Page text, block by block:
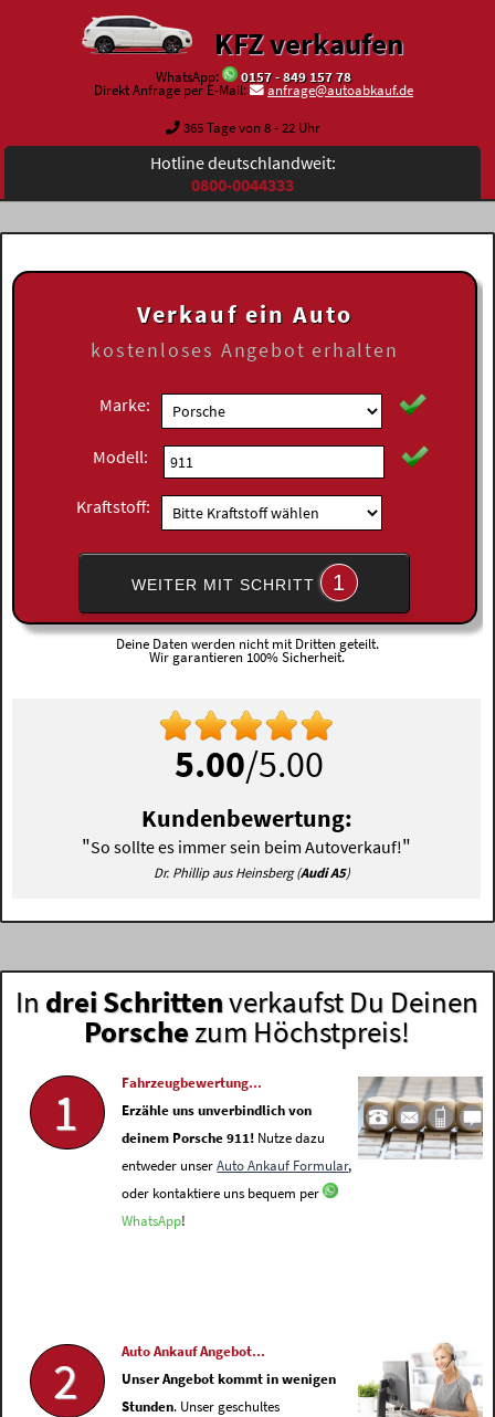
KFZ verkaufen
WhatsApp:
0157 - 849 157 78
Direkt Anfrage per E-Mail:
anfrage@autoabkauf.de
365 Tage von 8 - 22 Uhr
Hotline deutschlandweit:
0800-0044333
Verkauf ein Auto
kostenloses Angebot erhalten
Marke:
Modell:
Kraftstoff:
WEITER MIT SCHRITT 1
Deine Daten werden nicht mit Dritten geteilt.
Wir garantieren 100% Sicherheit.
5.00/5.00
Kundenbewertung:
"So sollte es immer sein beim Autoverkauf!"
Dr. Phillip aus Heinsberg (Audi A5)
In drei Schrittenverkaufst Du Deinen
Porschezum Höchstpreis!
1
Fahrzeugbewertung...
Erzähle uns unverbindlich von
deinem Porsche 911! Nutze dazu
entweder unserAuto Ankauf Formular,
oder kontaktiere uns bequem per
WhatsApp!
2
Auto Ankauf Angebot...
Unser Angebot kommt in wenigen
Stunden. Unser geschultes